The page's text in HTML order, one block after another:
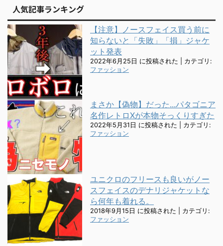
人気記事ランキング
【注意】ノースフェイス買う前に
知らないと「失敗」「損」ジャケ
ット発表
2022年6月25日 に投稿された
カテゴリ:
ファッション
まさか【偽物】だった...パタゴニア
名作レトロXが本物そっくりすぎた
2022年5月31日 に投稿された
カテゴリ:
ファッション
ユニクロのフリースも良いがノー
スフェイスのデナリジャケットな
ら何年も着れる。
2018年9月15日 に投稿された
カテゴリ:
ファッション